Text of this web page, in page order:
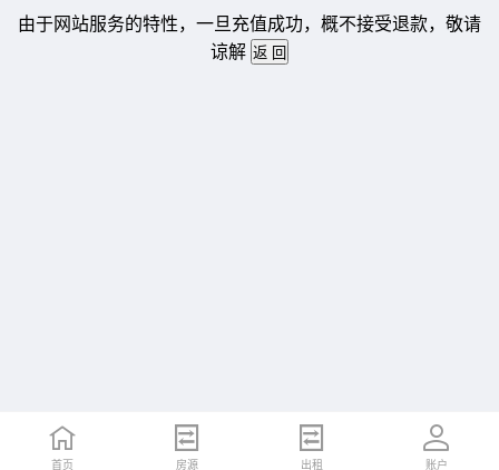
由于网站服务的特性，一旦充值成功，概不接受退款，敬请
谅解
首页 房源 出租 账户